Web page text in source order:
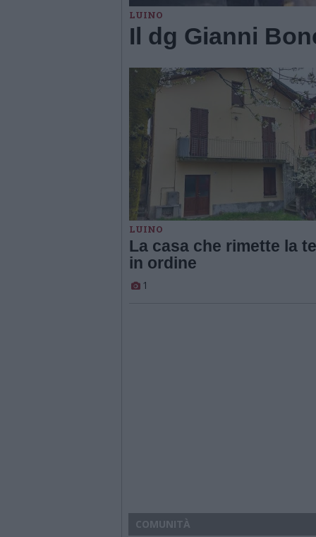
LUINO
Il dg Gianni
LUINO
La casa che rimette la
in ordine
1
COMUNITÀ